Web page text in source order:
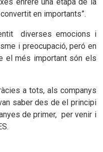
en importants”.
diverses emocions i
i preocupació, peró en
el més important són els
a tots, als companys
saber des de el principi
de primer, per venir i